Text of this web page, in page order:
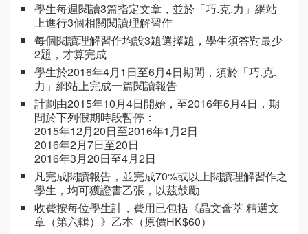
學生每週閱讀3篇指定文章，並於「巧.克.力」網站
上進行3個相關閱讀理解習作
每個閱讀理解習作均設3題選擇題，學生須答對最少
2題，才算完成
學生於2016年4月1日至6月4日期間，須於「巧.克.
力」網站上完成一篇閱讀報告
計劃由2015年10月4日開始，至2016年6月4日，期
間於下列假期時段暫停：
2015年12月20日至2016年1月2日
2016年2月7日至20日
2016年3月20日至4月2日
凡完成閱讀報告，並完成70%或以上閱讀理解習作之
學生，均可獲證書乙張，以茲鼓勵
收費按每位學生計，費用已包括《晶文薈萃 精選文
章（第六輯）》乙本（原價HK$60）